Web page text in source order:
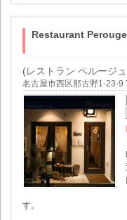
Restaurant
(レストラン ペルージ
名古屋市西区那古野1-23-9
す。